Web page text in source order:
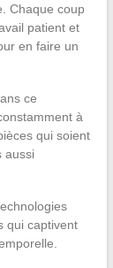
Chaque coup
patient et
en faire un
ce
à
qui soient
aussi
qui captivent